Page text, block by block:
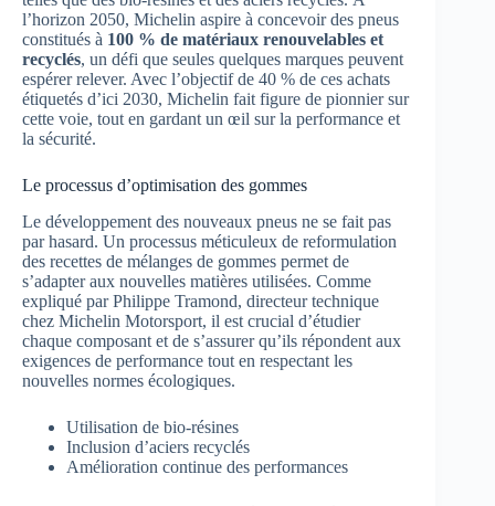
l’horizon 2050, Michelin aspire à concevoir des pneus
constitués à 100 % de matériaux renouvelables et
recyclés, un défi que seules quelques marques peuvent
espérer relever. Avec l’objectif de 40 % de ces achats
étiquetés d’ici 2030, Michelin fait figure de pionnier sur
cette voie, tout en gardant un œil sur la performance et
la sécurité.
Le processus d’optimisation des gommes
Le développement des nouveaux pneus ne se fait pas
par hasard. Un processus méticuleux de reformulation
des recettes de mélanges de gommes permet de
s’adapter aux nouvelles matières utilisées. Comme
expliqué par Philippe Tramond, directeur technique
chez Michelin Motorsport, il est crucial d’étudier
chaque composant et de s’assurer qu’ils répondent aux
exigences de performance tout en respectant les
nouvelles normes écologiques.
Utilisation de bio-résines
Inclusion d’aciers recyclés
Amélioration continue des performances